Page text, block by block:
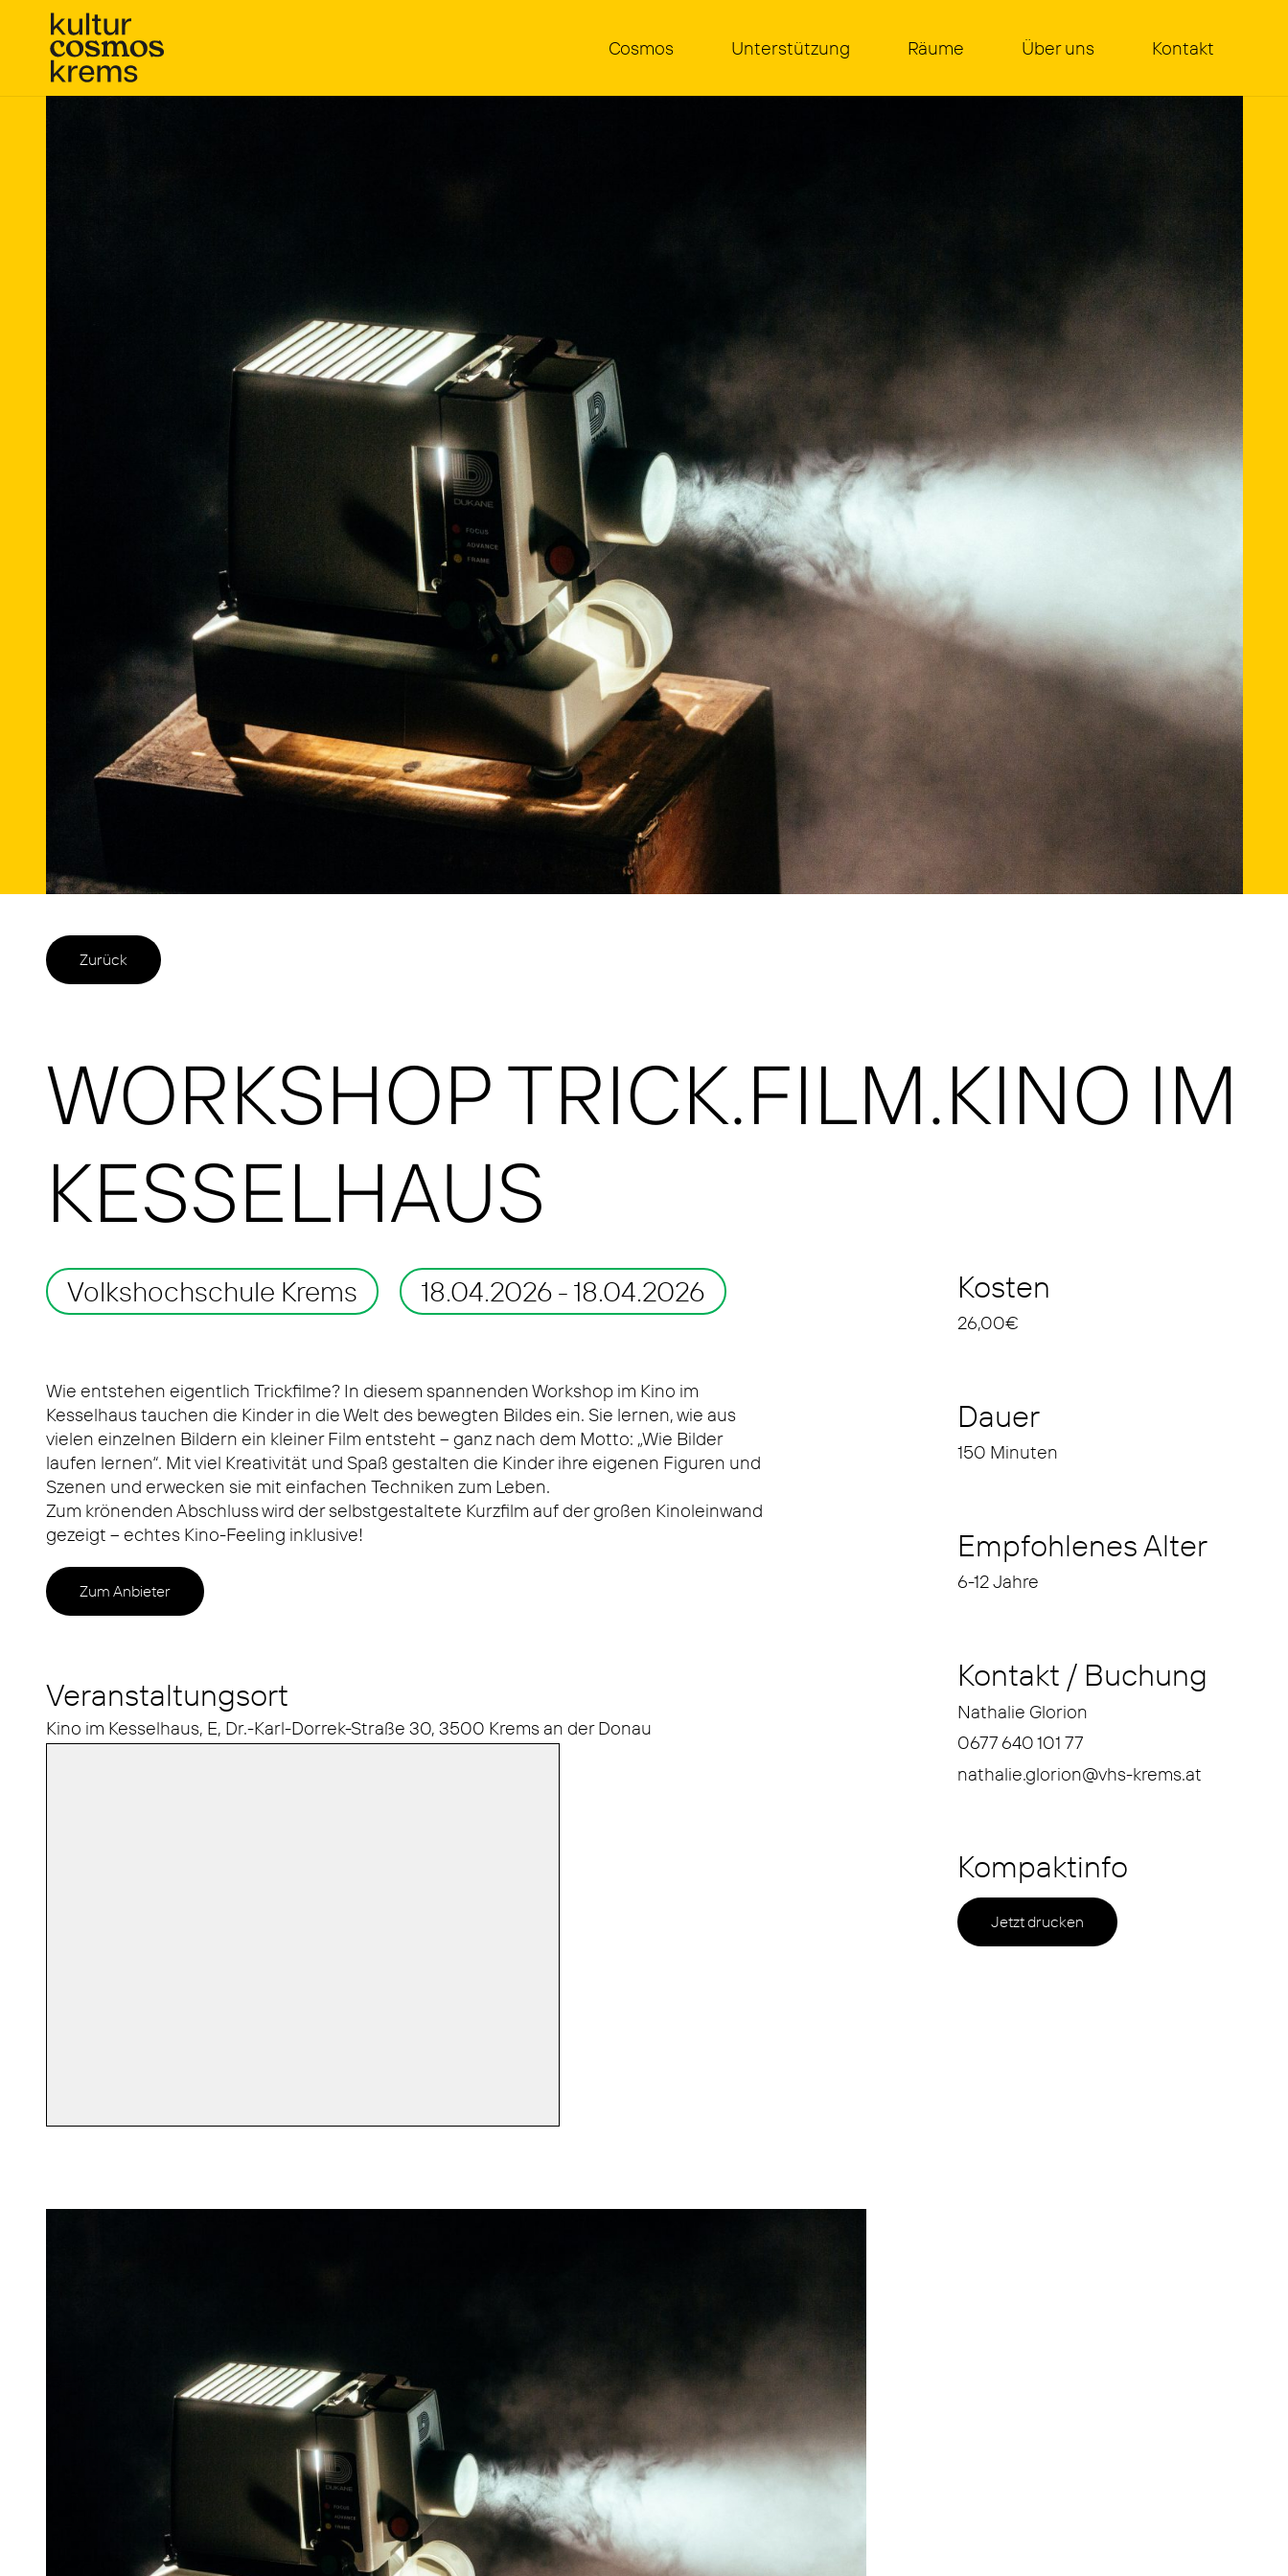
Cos­mos Unter­stüt­zung Räu­me Über uns Kon­takt
Zurück
WORKSHOP TRICK.FILM.KINO IM
KESSELHAUS
Volkshochschule Krems 18.04.2026- 18.04.2026
Wie entstehen eigentlich Trickfilme? In diesem spannenden Workshop im Kino im
Kesselhaus tauchen die Kinder in die Welt des bewegten Bildes ein. Sie lernen, wie aus
vielen einzelnen Bildern ein kleiner Film entsteht – ganz nach dem Motto: „Wie Bilder
laufen lernen“. Mit viel Kreativität und Spaß gestalten die Kinder ihre eigenen Figuren und
Szenen und erwecken sie mit einfachen Techniken zum Leben.
Zum krönenden Abschluss wird der selbstgestaltete Kurzfilm auf der großen Kinoleinwand
gezeigt – echtes Kino-Feeling inklusive!
Zum Anbieter
Veranstaltungsort
Kino im Kesselhaus, E, Dr.-Karl-Dorrek-Straße 30, 3500 Krems an der Donau
Kosten
26,00€
Dauer
150 Minuten
Empfohlenes Alter
6-12 Jahre
Kontakt / Buchung
Nathalie Glorion
0677 640 101 77
nathalie.glorion@vhs-krems.at
Kompaktinfo
Jetzt drucken